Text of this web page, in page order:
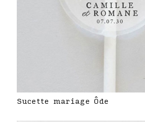
Sucette mariage Ôde